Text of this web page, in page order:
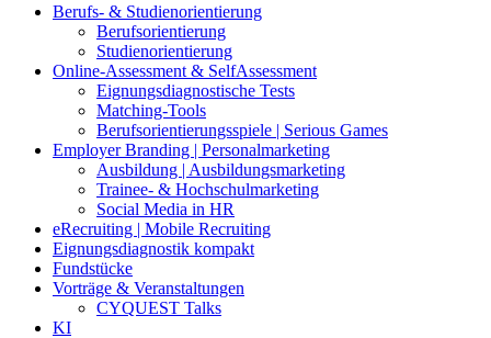
Zum
Berufs- & Studienorientierung
Berufsorientierung
Studienorientierung
Online-Assessment & SelfAssessment
Eignungsdiagnostische Tests
Matching-Tools
Berufsorientierungsspiele | Serious Games
Employer Branding | Personalmarketing
Ausbildung | Ausbildungsmarketing
Trainee- & Hochschulmarketing
Social Media in HR
eRecruiting | Mobile Recruiting
Eignungsdiagnostik kompakt
Fundstücke
Vorträge & Veranstaltungen
CYQUEST Talks
KI